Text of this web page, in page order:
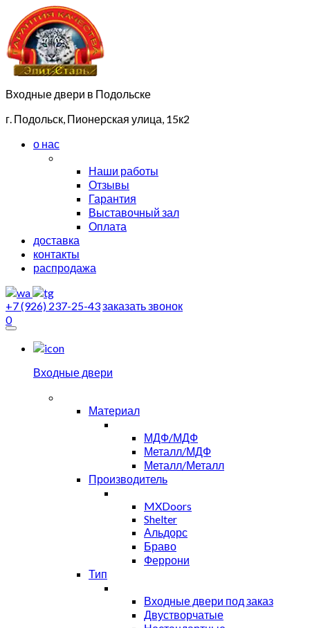
Входные двери в Подольске
г. Подольск, Пионерская улица, 15к2
о нас
Наши работы
Отзывы
Гарантия
Выставочный зал
Оплата
доставка
контакты
распродажа
+7 (926) 237-25-43заказать звонок
0
Входные двери
Материал
МДФ/МДФ
Металл/МДФ
Металл/Металл
Производитель
MXDoors
Shelter
Альдорс
Браво
Феррони
Тип
Входные двери под заказ
Двустворчатые